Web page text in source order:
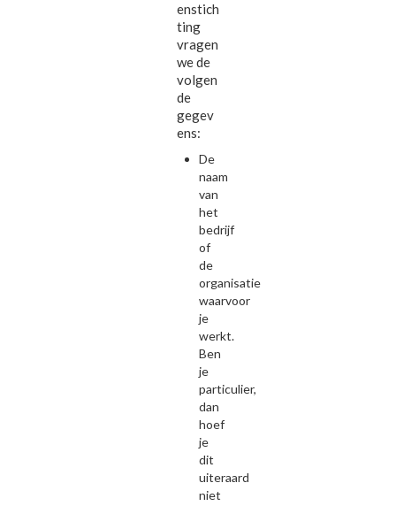
enstich
ting
vragen
we de
volgen
de
gegev
ens:
De
naam
van
het
bedrijf
of
de
organisatie
waarvoor
je
werkt.
Ben
je
particulier,
dan
hoef
je
dit
uiteraard
niet